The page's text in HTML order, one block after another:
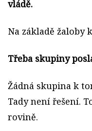
vládě.
Na základě žaloby
Třeba skupiny
Žádná skupina k
Tady není řešení.
rovině.